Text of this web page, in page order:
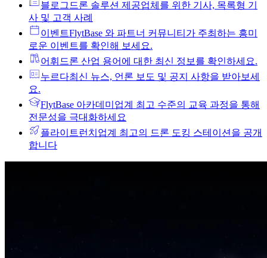
블로그 드론 솔루션 제공업체를 위한 기사, 목록형 기
사 및 고객 사례
이벤트FlytBase 와 파트너 커뮤니티가 주최하는 흥미
로운 이벤트를 확인해 보세요.
어휘 드론 산업 용어에 대한 최신 정보를 확인하세요.
누르다최신 뉴스, 언론 보도 및 공지 사항을 받아보세
요.
FlytBase 아카데미 업계 최고 수준의 교육 과정을 통해
전문성을 극대화하세요
플라이트런치 업계 최고의 드론 도킹 스테이션을 공개
합니다